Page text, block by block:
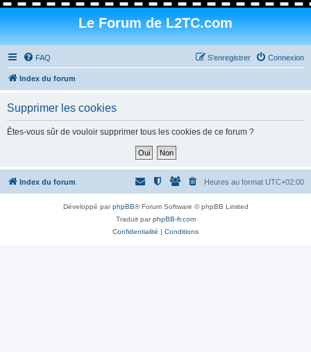
Le Forum de L2TC.com
FAQ Connexion
S’enregistrer
Index du forum
Supprimer les cookies
Êtes-vous sûr de vouloir supprimer tous les cookies de ce forum ?
Index du forum Heures au format UTC+02:00
Développé parphpBB® Forum Software © phpBB Limited
Traduit parphpBB-fr.com
Confidentialité | Conditions